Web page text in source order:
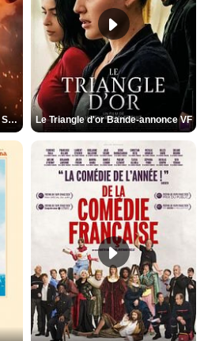
L'Odyssée Bande-annonce VO STFR Le Triangle d'or Bande-annonce VF